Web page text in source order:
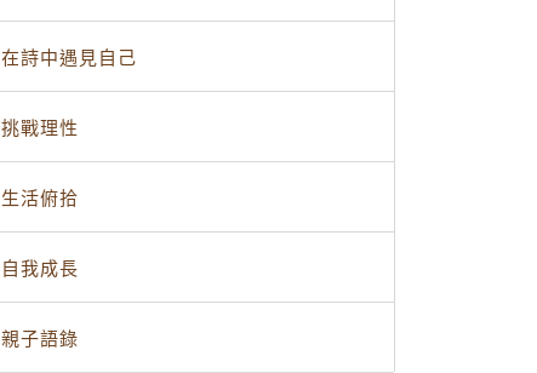
在詩中遇見自己
挑戰理性
生活俯拾
自我成長
親子語錄